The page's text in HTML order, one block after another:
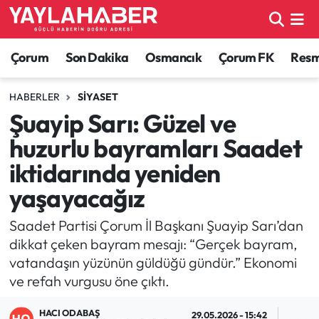
Çorum Son Dakika Osmancık Çorum FK
HABERLER SIYASET
Şuayip Sarı: Güzel ve
huzurlu bayramları Saadet
iktidarında yeniden
yaşayacağız
Saadet Partisi Çorum İl Başkanı Şuayip Sarı’dan
dikkat çeken bayram mesajı: “Gerçek bayram,
vatandaşın yüzünün güldüğü gündür.” Ekonomi
ve refah vurgusu öne çıktı.
HACI ODABAŞ 29.05.2026 - 15:42
Alaca Haberleri
Bayat Haberleri
Bilgi - Keşfet Haberleri
Bilim ve Teknoloji
Boğazkale Haberleri
Çorum Haberleri
Çorum Son Dakika Haberleri
Dodurga Haberleri
Çorum Nöbetçi Eczaneler
Çorum Hava Durumu
Çorum Namaz Vakitleri
Çorum Trafik Yoğunluk Haritası
TFF 1.Lig Puan Durumu ve Fikstür
Tüm Manşetler
Son Dakika Haberleri
Haber Arşivi